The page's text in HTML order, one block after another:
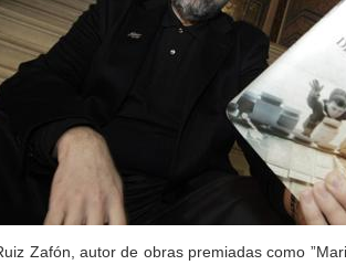
Zafón, autor de obras premiadas como